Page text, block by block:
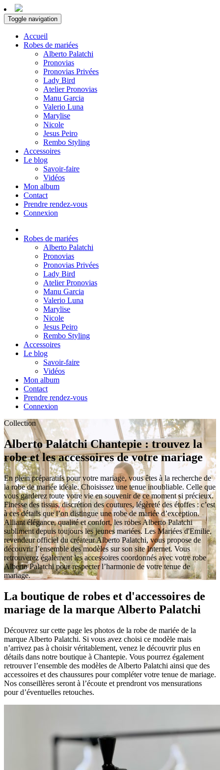
Toggle navigation
Accueil
Robes de mariées
Alberto Palatchi
Pronovias
Pronovias Privées
Lady Bird
Atelier Pronovias
Manu Garcia
Valerio Luna
Marylise
Nicole
Jesus Peiro
Rembo Styling
Accessoires
Le blog
Savoir-faire
Vidéos
Mon album
Contact
Prendre rendez-vous
Connexion
Robes de mariées
Alberto Palatchi
Pronovias
Pronovias Privées
Lady Bird
Atelier Pronovias
Manu Garcia
Valerio Luna
Marylise
Nicole
Jesus Peiro
Rembo Styling
Accessoires
Le blog
Savoir-faire
Vidéos
Mon album
Contact
Prendre rendez-vous
Connexion
Collection
Alberto Palatchi Chantepie : trouvez la
robe et les accessoires de votre mariage
En plein préparatifs pour votre mariage, vous êtes à la recherche de
la robe de mariée idéale. Choisissez une tenue inoubliable. Celle que
vous garderez toute votre vie en souvenir de ce moment si précieux.
Finesse des tissus, discrétion des coutures, légèreté des étoffes : c’est
à ces détails que l’on distingue une robe de mariée d’exception.
Alliant élégance, qualité et confort, les robes Alberto Palatchi
subliment depuis toujours les jeunes mariées. Les Mariées d'Emilie,
revendeur officiel du créateur Alberto Palatchi, vous propose de
découvrir l’ensemble des modèles sur son site Internet. Vous
retrouverez également les accessoires coordonnés avec votre robe
Alberto Palatchi pour respecter l’harmonie de votre tenue de
mariage.
La boutique de robes et d'accessoires de
mariage de la marque Alberto Palatchi
Découvrez sur cette page les photos de la robe de mariée de la
marque Alberto Palatchi. Si vous avez choisi ce modèle mais
n’arrivez pas à choisir véritablement, venez le découvrir plus en
détails dans notre boutique à Chantepie. Vous pourrez également
retrouver l’ensemble des modèles de Alberto Palatchi ainsi que des
accessoires et des chaussures pour compléter votre tenue de mariage.
Nos conseillères seront à l’écoute et prendront vos mensurations
pour d’éventuelles retouches.